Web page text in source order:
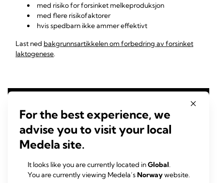
med risiko for forsinket melkeproduksjon
med flere risikofaktorer
hvis spedbarn ikke ammer effektivt
Last ned bakgrunnsartikkelen om forbedring av forsinket
laktogenese.
For the best experience, we
advise you to visit your local
Medela site.
It looks like you are currently located inGlobal.
You are currently viewing Medela’sNorwaywebsite.